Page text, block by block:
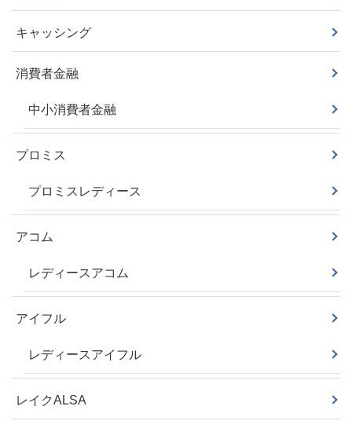
キャッシング
消費者金融
中小消費者金融
プロミス
プロミスレディース
アコム
レディースアコム
アイフル
レディースアイフル
レイクALSA